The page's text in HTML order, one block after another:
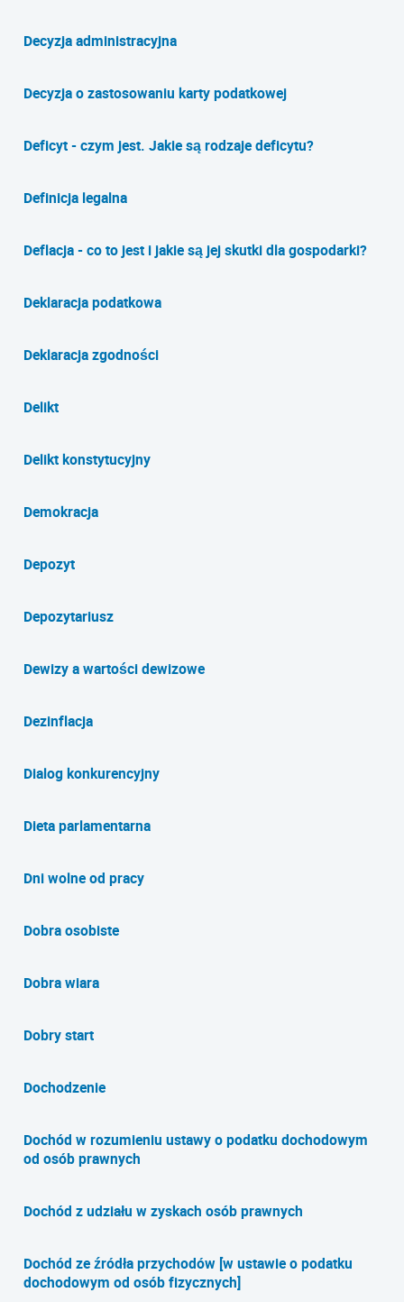
Decyzja administracyjna
Decyzja o zastosowaniu karty podatkowej
Deficyt - czym jest. Jakie są rodzaje deficytu?
Definicja legalna
Deflacja - co to jest i jakie są jej skutki dla gospodarki?
Deklaracja podatkowa
Deklaracja zgodności
Delikt
Delikt konstytucyjny
Demokracja
Depozyt
Depozytariusz
Dewizy a wartości dewizowe
Dezinflacja
Dialog konkurencyjny
Dieta parlamentarna
Dni wolne od pracy
Dobra osobiste
Dobra wiara
Dobry start
Dochodzenie
Dochód w rozumieniu ustawy o podatku dochodowym
od osób prawnych
Dochód z udziału w zyskach osób prawnych
Dochód ze źródła przychodów [w ustawie o podatku
dochodowym od osób fizycznych]